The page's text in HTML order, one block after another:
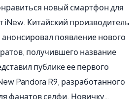
новый смартфон для
iNew. Китайский производитель
анонсировал появление нового
получившего название
публике ее первого
Pandora R9, разработанного
фанатов селфи. Новичку…